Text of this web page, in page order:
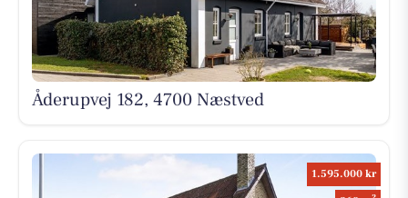
Åderupvej 182, 4700 Næstved
1.595.000 kr